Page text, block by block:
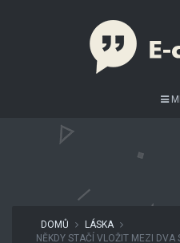
DOMŮ
LÁSKA
NĚKDY STAČÍ VLOŽIT MEZI DVA